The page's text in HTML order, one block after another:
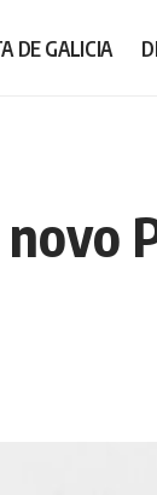
DE GALICIA